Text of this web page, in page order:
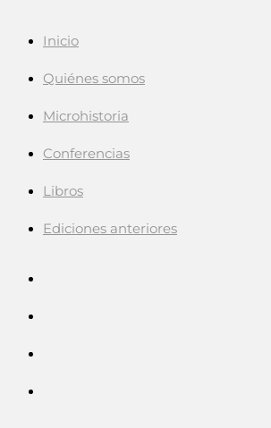
Inicio
Quiénes somos
Microhistoria
Conferencias
Libros
Ediciones anteriores